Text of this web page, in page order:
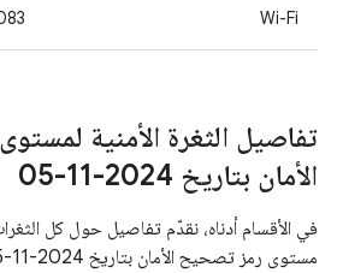
Wi-Fi
تفاصيل الثغرة الأمنية
الأمان بتاريخ 2024-11-05
في الأقسام أدناه، نقدّم تفاصيل حول كل